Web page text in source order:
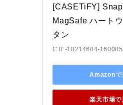
[CASETiFY]
MagSafe ハート
タン
CTF-18214604-
Amazonで
楽天市場で